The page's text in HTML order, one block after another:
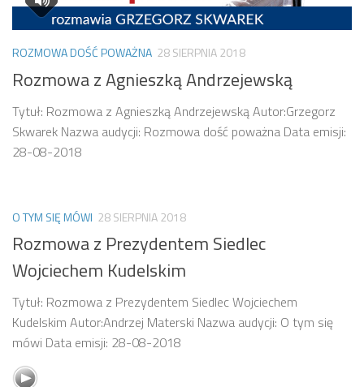
ROZMOWA DOŚĆ POWAŻNA 28 SIERPNIA 2018
Rozmowa z Agnieszką Andrzejewską
Tytuł: Rozmowa z Agnieszką Andrzejewską Autor:Grzegorz
Skwarek Nazwa audycji: Rozmowa dość poważna Data emisji:
28-08-2018
O TYM SIĘ MÓWI 28 SIERPNIA 2018
Rozmowa z Prezydentem Siedlec
Wojciechem Kudelskim
Tytuł: Rozmowa z Prezydentem Siedlec Wojciechem
Kudelskim Autor:Andrzej Materski Nazwa audycji: O tym się
mówi Data emisji: 28-08-2018